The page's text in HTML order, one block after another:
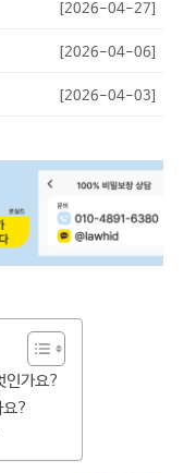
[2026-04-27]
[2026-04-06]
[2026-04-03]
인가요?
?